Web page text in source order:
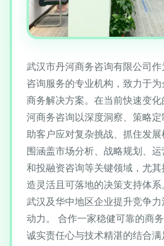
武汉市丹河商务咨询有限公司
咨询服务的专业机构，致力于
商务解决方案。在当前快速变
河商务咨询以深度洞察、策略
助客户应对复杂挑战、抓住发
围涵盖市场分析、战略规划、
和投融资咨询等关键领域，尤
造灵活且可落地的决策支持体
武汉及华中地区企业提升竞争
动力。 合作一家稳健可靠的商
诚实责任心与技术精湛的结合